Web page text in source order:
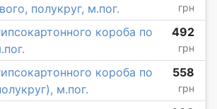
полукруг, м.пог.
грн
короба по
492
грн
короба по
м.пог.
558
грн